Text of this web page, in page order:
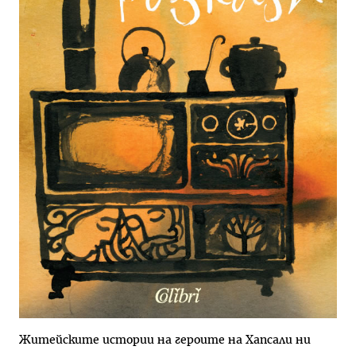
Житейските истории на героите на Хапсали ни